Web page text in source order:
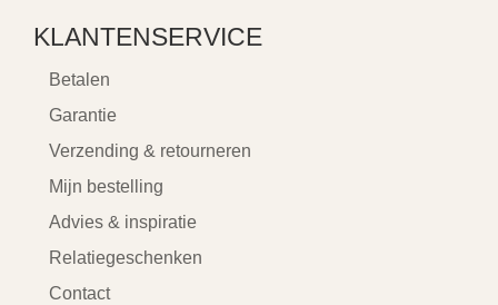
KLANTENSERVICE
Betalen
Garantie
Verzending & retourneren
Mijn bestelling
Advies & inspiratie
Relatiegeschenken
Contact